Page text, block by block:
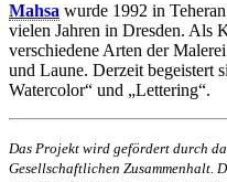
Mahsa wurde 1992 in
vielen Jahren in Dresden. Als
verschiedene Arten der
und Laune. Derzeit begeistert
Watercolor“ und „Lettering“.
Das Projekt wird gefördert durch
Gesellschaftlichen Zusammenhalt.